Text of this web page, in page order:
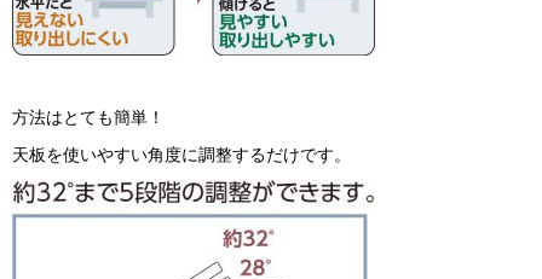
方法はとても簡単！
天板を使いやすい角度に調整するだけです。